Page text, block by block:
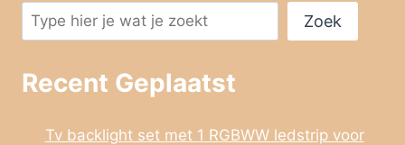
Zoek
Recent Geplaatst
Tv backlight set met 1 RGBWW ledstrip voor